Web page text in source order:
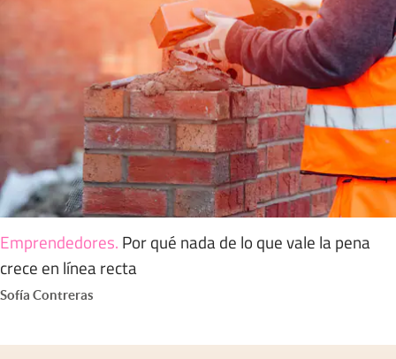
Emprendedores. Por qué nada de lo que vale la pena
crece en línea recta
Sofía Contreras